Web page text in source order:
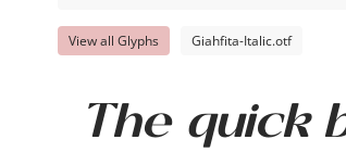
View all Glyphs Giahfita-Italic.otf
The quick